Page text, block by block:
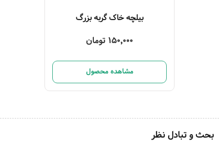
بیلچه خاک گربه بزرگ
150,000 تومان
مشاهده محصول
بحث و تبادل نظر